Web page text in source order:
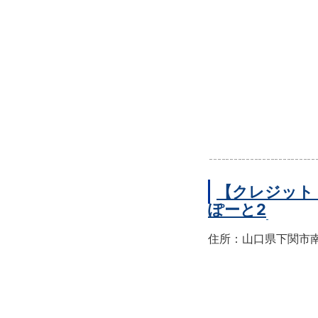
【クレジッ
ぽーと2
住所：山口県下関市